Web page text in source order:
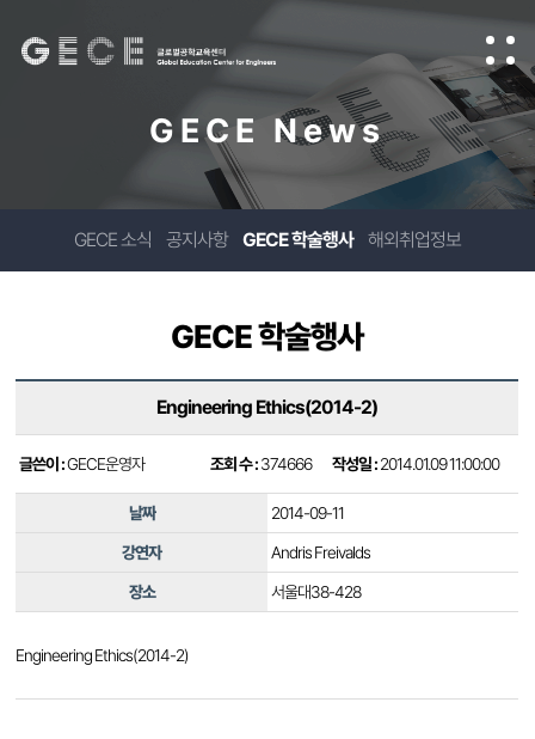
GECE News
GECE 소식 공지사항 GECE 학술행사 해외취업정보
GECE 학술행사
Engineering Ethics(2014-2)
글쓴이 :GECE운영자 조회 수 :374666 작성일 :2014.01.09 11:00:00
날짜 2014-09-11
강연자 Andris Freivalds
장소 서울대38-428
Engineering Ethics(2014-2)